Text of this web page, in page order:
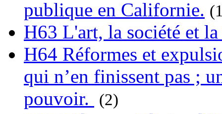
publique en Californie.
H63 L'art, la société et
H64 Réformes et
qui n’en finissent pas ;
pouvoir.
(2)